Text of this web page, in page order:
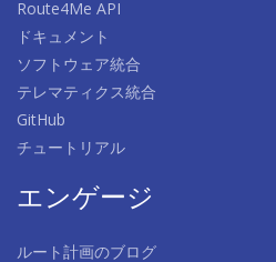
Route4Me API
ドキュメント
ソフトウェア統合
テレマティクス統合
GitHub
チュートリアル
エンゲージ
ルート計画のブログ